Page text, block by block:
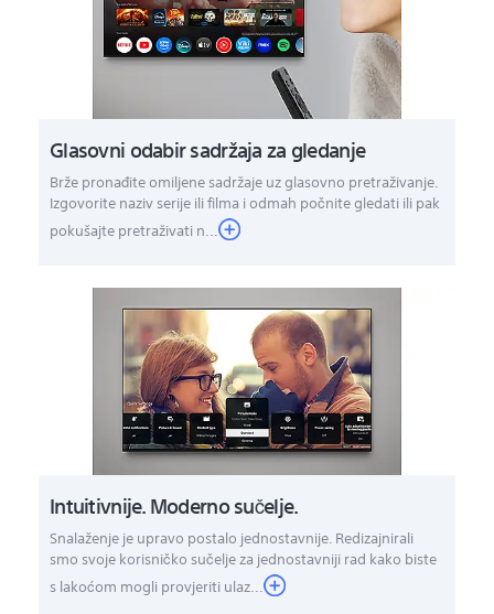
Glasovni odabir sadržaja za gledanje
Brže pronađite omiljene sadržaje uz glasovno pretraživanje.
Izgovorite naziv serije ili filma i odmah počnite gledati ili pak
pokušajte pretraživati n...
Intuitivnije. Moderno sučelje.
Snalaženje je upravo postalo jednostavnije. Redizajnirali
smo svoje korisničko sučelje za jednostavniji rad kako biste
s lakoćom mogli provjeriti ulaz...